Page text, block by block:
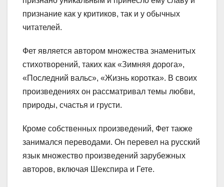
признание как у критиков, так и у обычных
читателей.
Фет является автором множества знаменитых
стихотворений, таких как «Зимняя дорога»,
«Последний вальс», «Жизнь коротка». В своих
произведениях он рассматривал темы любви,
природы, счастья и грусти.
Кроме собственных произведений, Фет также
занимался переводами. Он перевел на русский
язык множество произведений зарубежных
авторов, включая Шекспира и Гете.